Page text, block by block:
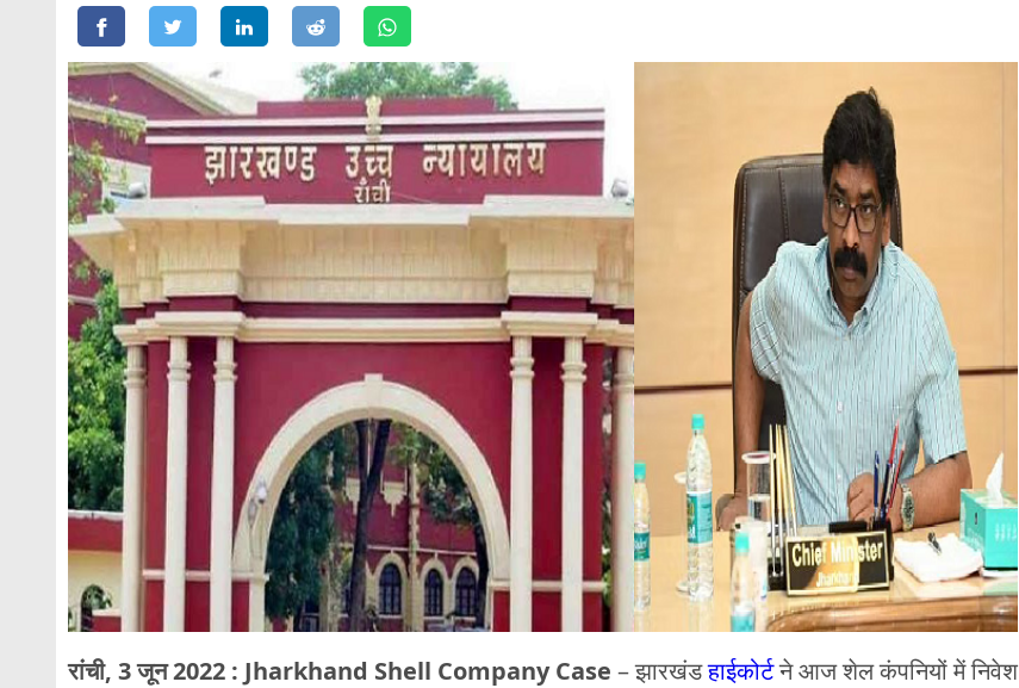
रांची, 3 जून 2022 : Jharkhand Shell Company Case – झारखंडहाईकोर्टने आज शेल कंपनियों में निवेश